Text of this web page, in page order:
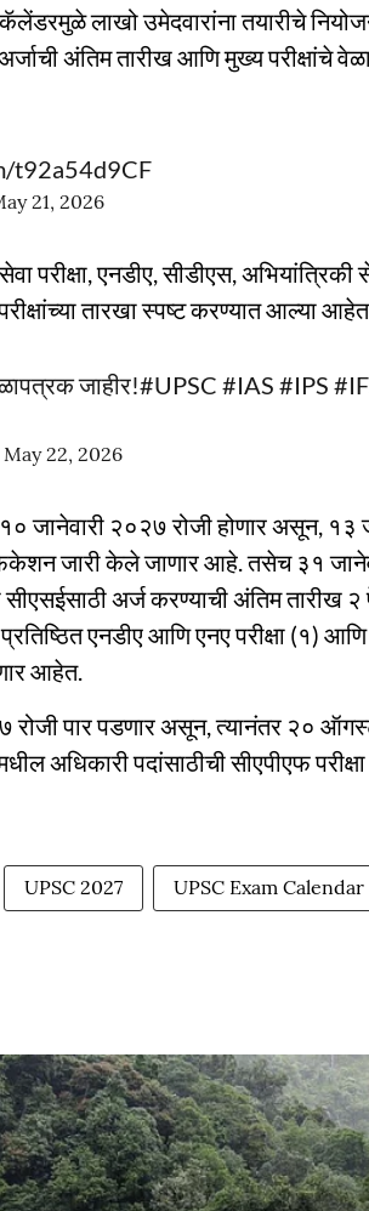
लाखो उमेदवारांना तयारीचे
अंतिम तारीख आणि मुख्य परीक्षांचे
t92a54d9CF
21, 2026
परीक्षा, एनडीए, सीडीएस, अभियांत्रिकी
तारखा स्पष्ट करण्यात आल्या
जाहीर!#UPSC #IAS #IPS
May 22, 2026
जानेवारी २०२७ रोजी होणार असून, १३
जारी केले जाणार आहे. तसेच ३१
सीएसईसाठी अर्ज करण्याची अंतिम तारीख
एनडीए आणि एनए परीक्षा (१)
आहेत.
रोजी पार पडणार असून, त्यानंतर २०
अधिकारी पदांसाठीची सीएपीएफ
UPSC 2027 UPSC Exam Calendar